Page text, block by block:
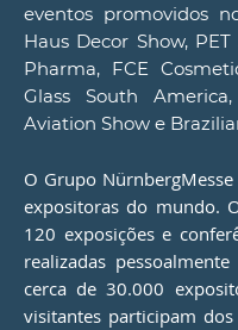
eventos promovidos
Haus Decor Show,
Pharma, FCE
Glass South
Aviation Show e
O Grupo
expositoras do mundo.
120 exposições e
realizadas
cerca de 30.000
visitantes participam